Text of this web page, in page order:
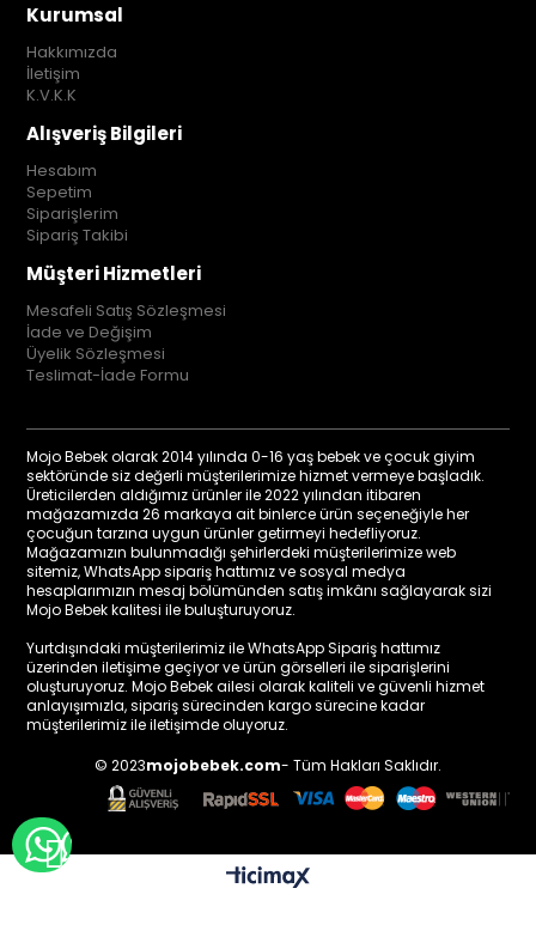
Kurumsal
Hakkımızda
İletişim
K.V.K.K
Alışveriş Bilgileri
Hesabım
Sepetim
Siparişlerim
Sipariş Takibi
Müşteri Hizmetleri
Mesafeli Satış Sözleşmesi
İade ve Değişim
Üyelik Sözleşmesi
Teslimat-İade Formu
Mojo Bebek olarak 2014 yılında 0-16 yaş bebek ve çocuk giyim
sektöründe siz değerli müşterilerimize hizmet vermeye başladık.
Üreticilerden aldığımız ürünler ile 2022 yılından itibaren
mağazamızda 26 markaya ait binlerce ürün seçeneğiyle her
çocuğun tarzına uygun ürünler getirmeyi hedefliyoruz.
Mağazamızın bulunmadığı şehirlerdeki müşterilerimize web
sitemiz, WhatsApp sipariş hattımız ve sosyal medya
hesaplarımızın mesaj bölümünden satış imkânı sağlayarak sizi
Mojo Bebek kalitesi ile buluşturuyoruz.
Yurtdışındaki müşterilerimiz ile WhatsApp Sipariş hattımız
üzerinden iletişime geçiyor ve ürün görselleri ile siparişlerini
oluşturuyoruz. Mojo Bebek ailesi olarak kaliteli ve güvenli hizmet
anlayışımızla, sipariş sürecinden kargo sürecine kadar
müşterilerimiz ile iletişimde oluyoruz.
© 2023mojobebek.com- Tüm Hakları Saklıdır.